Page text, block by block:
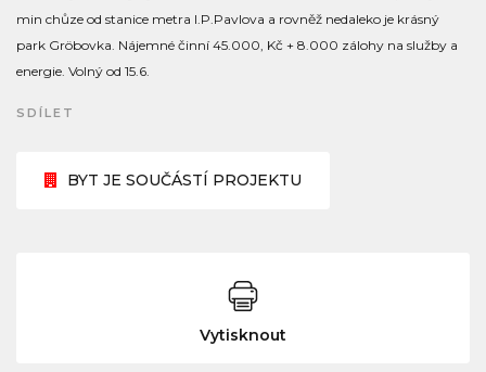
min chůze od stanice metra I.P.Pavlova a rovněž nedaleko je krásný
park Gröbovka. Nájemné činní 45.000, Kč + 8.000 zálohy na služby a
energie. Volný od 15.6.
SDÍLET
BYT JE SOUČÁSTÍ PROJEKTU
Vytisknout